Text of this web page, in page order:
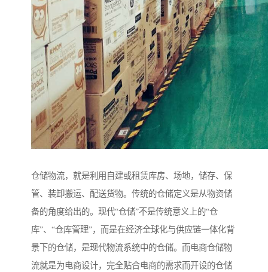
仓储物流，就是利用自建或租赁库房、场地，储存、保
管、装卸搬运、配送货物。传统的仓储定义是从物资储
备的角度给出的。现代“仓储”不是传统意义上的“仓
库”、“仓库管理”，而是在经济全球化与供应链一体化背
景下的仓储，是现代物流系统中的仓储。而电商仓储物
流就是为电商设计，完全贴合电商的需求而开设的仓储